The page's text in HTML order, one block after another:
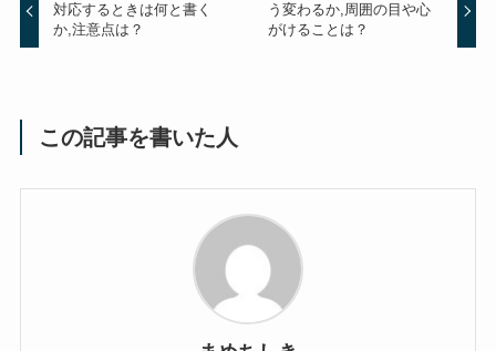
対応するときは何と書く
か,注意点は？
う変わるか,周囲の目や心
がけることは？
この記事を書いた人